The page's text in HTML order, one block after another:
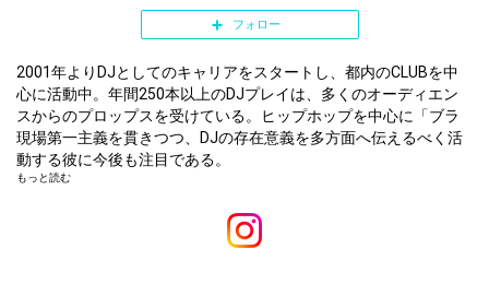
Travis Scott
20. ONE CALL - Rich Amiri
フォロー
2001年よりDJとしてのキャリアをスタートし、都内のCLUBを中
心に活動中。年間250本以上のDJプレイは、多くのオーディエン
スからのプロップスを受けている。ヒップホップを中心に「ブラ
ックミュージックを念頭に置いた」プレイスタイルは幅広いジャ
ンルをカバーする。場所を選ばずロックし続ける適応能力の高さ
は同業者からも定評がある。
ポーツブランドNIKE.PUMAのレセプションでのインストアDJやイ
ンポートショップWalkin’StoreのノベルティCD制作、世界的な電
現場第一主義を貫きつつ、DJの存在意義を多方面へ伝えるべく活
動する彼に今後も注目である。
もっと読む